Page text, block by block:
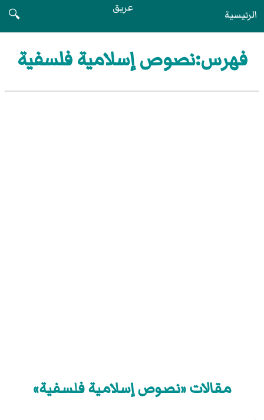
الرئيسية عريق
🔍
فهرس:نصوص إسلامية فلسفية
مقالات «نصوص إسلامية فلسفية»